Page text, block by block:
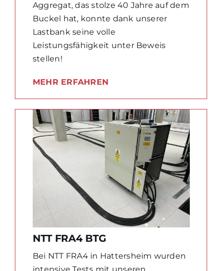
Aggregat, das stolze 40 Jahre auf dem
Buckel hat, konnte dank unserer
Lastbank seine volle
Leistungsfähigkeit unter Beweis
stellen!
MEHR ERFAHREN
NTT FRA4 BTG
Bei NTT FRA4 in Hattersheim wurden